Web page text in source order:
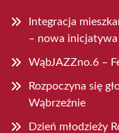
Integracja
– nowa inicjatywa
WąbJAZZno.6 –
Rozpoczyna się
Wąbrzeźnie
Dzień młodzieży